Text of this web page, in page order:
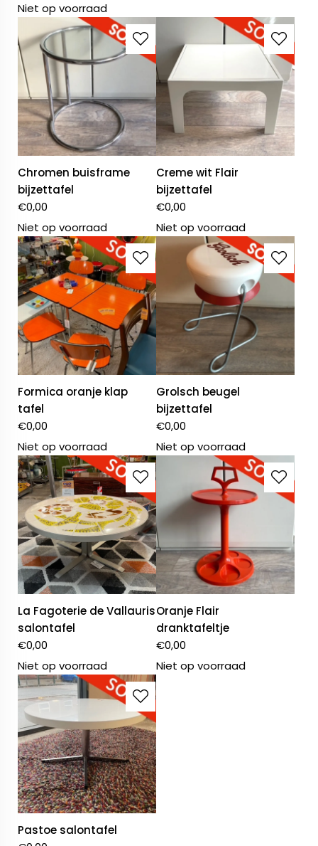
Niet op voorraad
Chromen buisframe
bijzettafel
€0,00
Niet op voorraad
Creme wit Flair
bijzettafel
€0,00
Niet op voorraad
Formica oranje klap
tafel
€0,00
Niet op voorraad
Grolsch beugel
bijzettafel
€0,00
Niet op voorraad
La Fagoterie de Vallauris
salontafel
€0,00
Niet op voorraad
Oranje Flair
dranktafeltje
€0,00
Niet op voorraad
Pastoe salontafel